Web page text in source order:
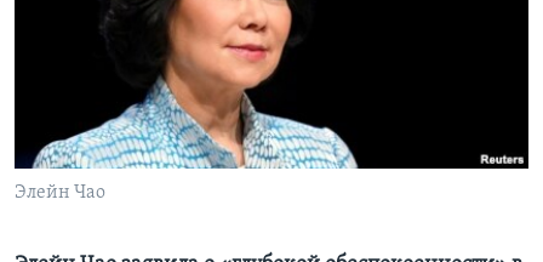
Learning English
СОЦИАЛЬНЫЕ СЕТИ
Элейн Чао